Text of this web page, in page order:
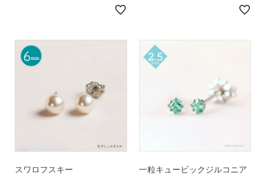
スワロフスキー 一粒キュービックジルコニア